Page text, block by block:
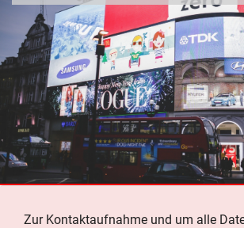
Zur Kontaktaufnahme und um alle